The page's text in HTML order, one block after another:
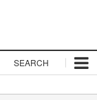
SEARCH